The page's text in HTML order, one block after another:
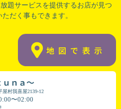
題サービスを提供するお店が見つ
だく事もできます。
地図で表示
ｎａ～
屋村我喜屋2139-12
〜02:00